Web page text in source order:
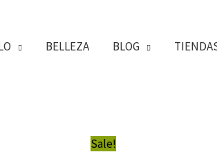
BELLEZA BLOG
Sale!